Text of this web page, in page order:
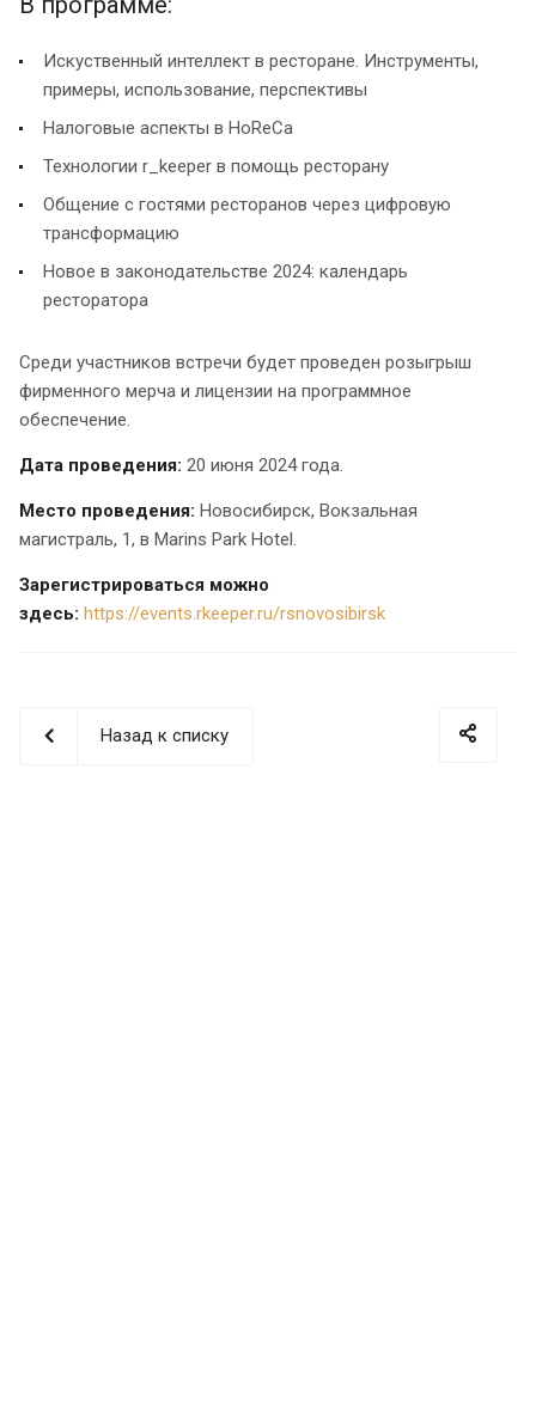
Искуственный интеллект в ресторане. Инструменты,
примеры, использование, перспективы
Налоговые аспекты в HoReCa
Технологии r_keeper в помощь ресторану
Общение с гостями ресторанов через цифровую
трансформацию
Новое в законодательстве 2024: календарь
ресторатора
Среди участников встречи будет проведен розыгрыш
фирменного мерча и лицензии на программное
обеспечение.
Дата проведения: 20 июня 2024 года.
Место проведения: Новосибирск, Вокзальная
магистраль, 1, в Marins Park Hotel.
Зарегистрироваться можно
здесь: https://events.rkeeper.ru/rsnovosibirsk
Назад к списку